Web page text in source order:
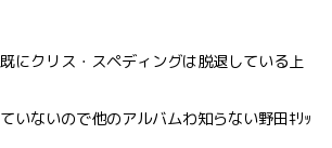
にクリス・スペディングは脱退している上
いないので他のアルバムわ知らない野田ｷﾘｯ